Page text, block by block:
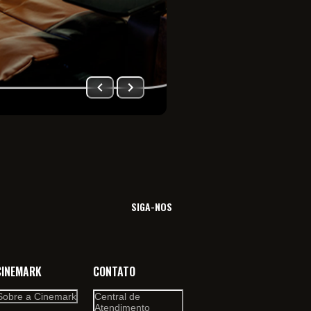
SIGA-NOS
a Cinemark
CONTATO
Central de
Atendimento